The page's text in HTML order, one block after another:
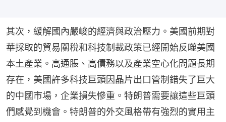
其次，緩解國內嚴峻的經濟與政治壓力。美國前期對
華採取的貿易關稅和科技制裁政策已經開始反噬美國
本土產業。高通脹、高債務以及產業空心化問題長期
存在，美國許多科技巨頭因晶片出口管制錯失了巨大
的中國市場，企業損失慘重。特朗普需要讓這些巨頭
們感覺到機會。特朗普的外交風格帶有強烈的實用主